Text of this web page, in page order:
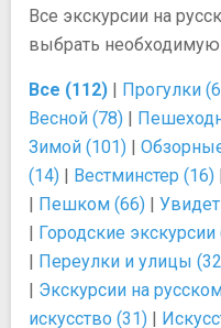
Все экскурсии на
выбрать необходимую
Все (112) | Прогулки
Весной (78) |
Зимой (101) |
(14) | Вестминстер (16) |
| Пешком (66) |
| Городские экскурсии
| Переулки и улицы
| Экскурсии на
искусство (31) |